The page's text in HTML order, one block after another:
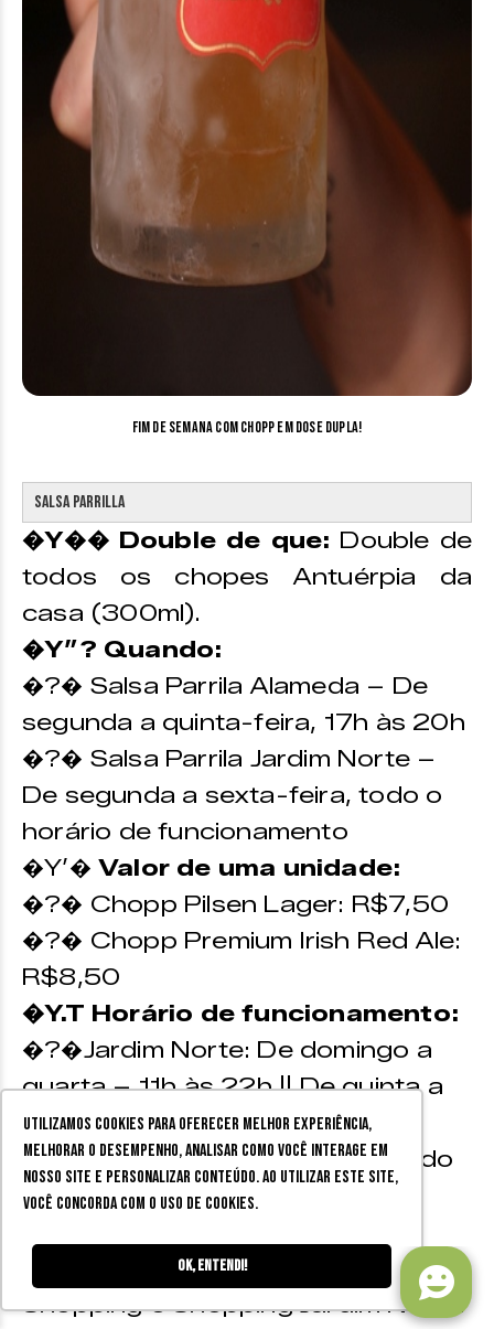
Utilizamos cookies para oferecer melhor experiência,
melhorar o desempenho, analisar como você interage em
nosso site e personalizar conteúdo. Ao utilizar este site,
você concorda com o uso de cookies.
Ok, entendi!
Fim de semana com chopp em dose dupla!
Salsa Parrilla
�Y�� Double de que: Double de
todos os chopes Antuérpia da
casa (300ml).
�Y”? Quando:
�?� Salsa Parrila Alameda – De
segunda a quinta-feira, 17h às 20h
�?� Salsa Parrila Jardim Norte –
De segunda a sexta-feira, todo o
horário de funcionamento
�Y’� Valor de uma unidade:
�?� Chopp Pilsen Lager: R$7,50
�?� Chopp Premium Irish Red Ale:
R$8,50
�Y.T Horário de funcionamento:
�?�Jardim Norte: De domingo a
quarta – 11h às 22h || De quinta a
sábado – 11h às 23h.
�?�Alameda: De quinta a sábado
– de 11h às 24h || De domingo a
�Y”Z Endereço:
Shopping e Shopping Jardim Norte.